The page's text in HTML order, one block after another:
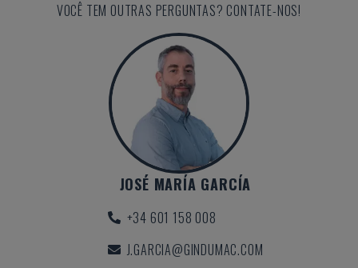
VOCÊ TEM OUTRAS PERGUNTAS? CONTATE-NOS!
JOSÉ MARÍA GARCÍA
+34 601 158 008
J.GARCIA@GINDUMAC.COM